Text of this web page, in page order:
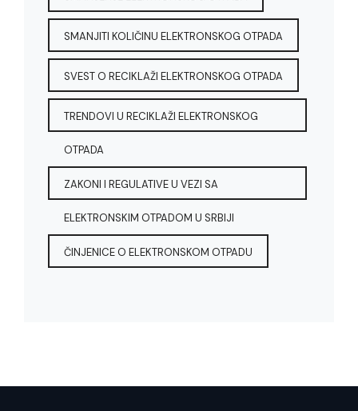
SMANJITI KOLIČINU ELEKTRONSKOG OTPADA
SVEST O RECIKLAŽI ELEKTRONSKOG OTPADA
TRENDOVI U RECIKLAŽI ELEKTRONSKOG
OTPADA
ZAKONI I REGULATIVE U VEZI SA
ELEKTRONSKIM OTPADOM U SRBIJI
ČINJENICE O ELEKTRONSKOM OTPADU